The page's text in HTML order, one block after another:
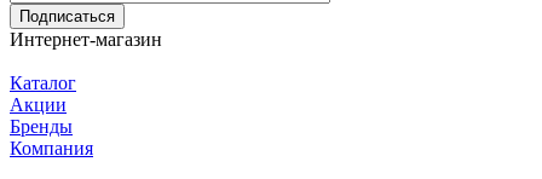
Подписаться
Интернет-магазин
Каталог
Акции
Бренды
Компания